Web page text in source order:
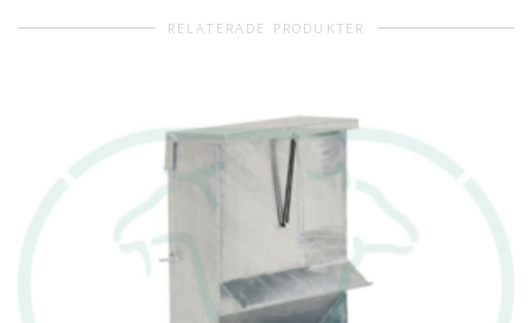
RELATERADE PRODUKTER